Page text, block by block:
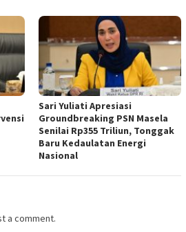
Sari Yuliati Apresiasi
Groundbreaking PSN Masela
Senilai Rp355 Triliun, Tonggak
Baru Kedaulatan Energi
Nasional
a comment.